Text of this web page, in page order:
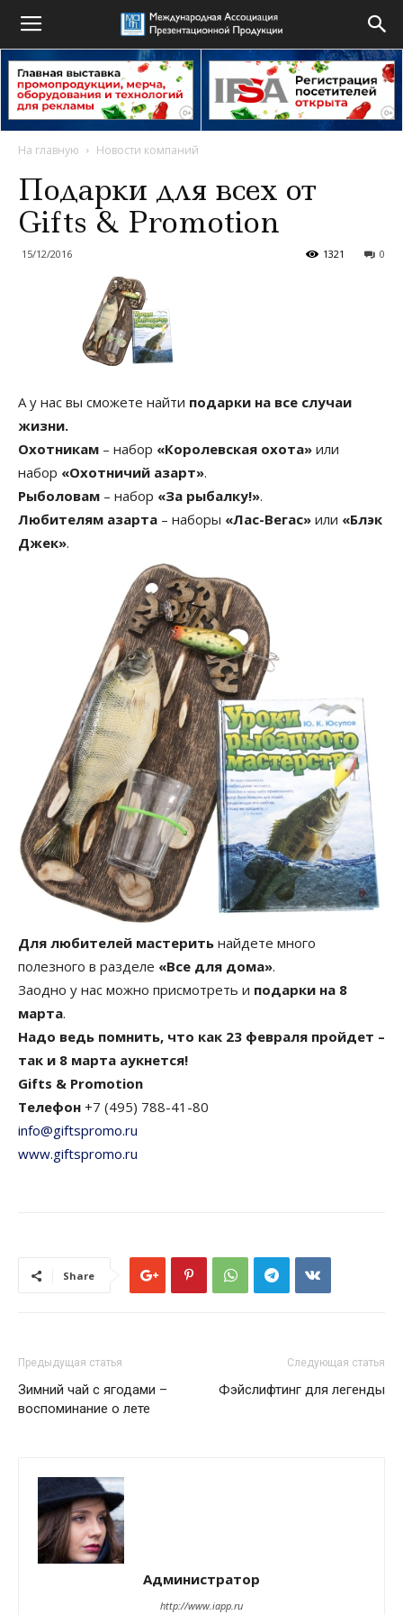
На главную Новости компаний
Подарки для всех от
Gifts & Promotion
15/12/2016 0
1321
А у нас вы сможете найти подарки на все случаи
жизни.
Охотникам – набор «Королевская охота» или
набор «Охотничий азарт».
Рыболовам – набор «За рыбалку!».
Любителям азарта – наборы «Лас-Вегас» или «Блэк
Джек».
Для любителей мастерить найдете много
полезного в разделе «Все для дома».
Заодно у нас можно присмотреть и подарки на 8
марта.
Надо ведь помнить, что как 23 февраля пройдет –
так и 8 марта аукнется!
Gifts & Promotion
Телефон +7 (495) 788-41-80
info@giftspromo.ru
www.giftspromo.ru
Share
Предыдущая статья
Зимний чай с ягодами –
воспоминание о лете
Следующая статья
Фэйслифтинг для легенды
Администратор
http://www.iapp.ru